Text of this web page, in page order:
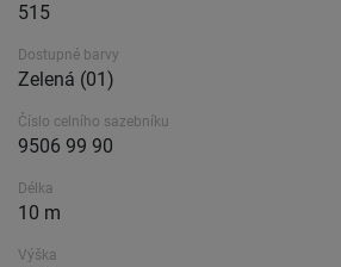
515
Dostupné barvy
Zelená (01)
Číslo celního sazebníku
9506 99 90
Délka
10 m
Výška